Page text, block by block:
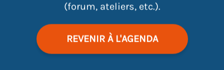
(forum, ateliers, etc.).
REVENIR À L'AGENDA
Face aux pros, pas d’impro ! Vous recherchez un stage,
clé, alors venez vous entraîner !
L’association Relais Amical vous propose des